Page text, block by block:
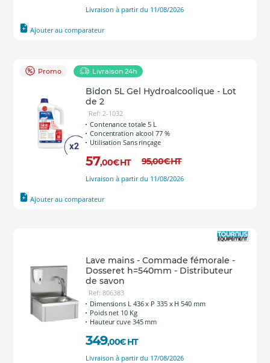
Livraison à partir du 11/08/2026
Ajouter au comparateur
Promo Livraison 24h
Bidon 5L Gel Hydroalcoolique - Lot
de 2
Ref: 2-1032
Contenance totale 5 L
Concentration alcool 77 %
Utilisation Sans rinçage
57,00€HT 95,00€HT
Livraison à partir du 11/08/2026
Ajouter au comparateur
Lave mains - Commade fémorale -
Dosseret h=540mm - Distributeur
de savon
Ref: 806383
Dimensions L 436 x P 335 x H 540 mm
Poids net 10 Kg
Hauteur cuve 345 mm
349,00€ HT
Livraison à partir du 17/08/2026